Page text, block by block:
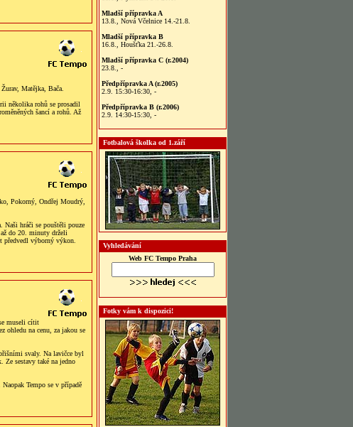
Matějka, Bača.
několika rohů se prosadil
šancí a rohů. Až
Pokorný, Ondřej Moudrý,
Naši hráči se pouštěli pouze
do 20. minuty drželi
předvedl výborný výkon.
museli cítit
ohledu na cenu, za jakou se
svaly. Na lavičce byl
Ze sestavy také na jedno
Tempo se v případě
Mladší přípravka A
13.8., Nová Včelnice 14.-21.8.
Mladší přípravka B
16.8., Houšťka 21.-26.8.
Mladší přípravka C (r.2004)
23.8., -
Předpřípravka A (r.2005)
2.9. 15:30-16:30, -
Předpřípravka B (r.2006)
2.9. 14:30-15:30, -
Fotbalová školka od 1.září
Vyhledávání
Web FC Tempo Praha
Fotky vám k dispozici!